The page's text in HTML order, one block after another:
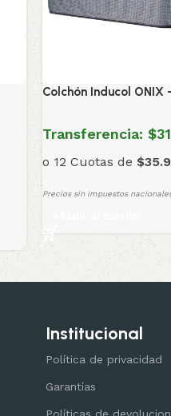
Colchón Inducol ONIX
Transferencia:
o 12 Cuotas de
Precios sin impuestos
Institucional
Política de privacidad
Garantías